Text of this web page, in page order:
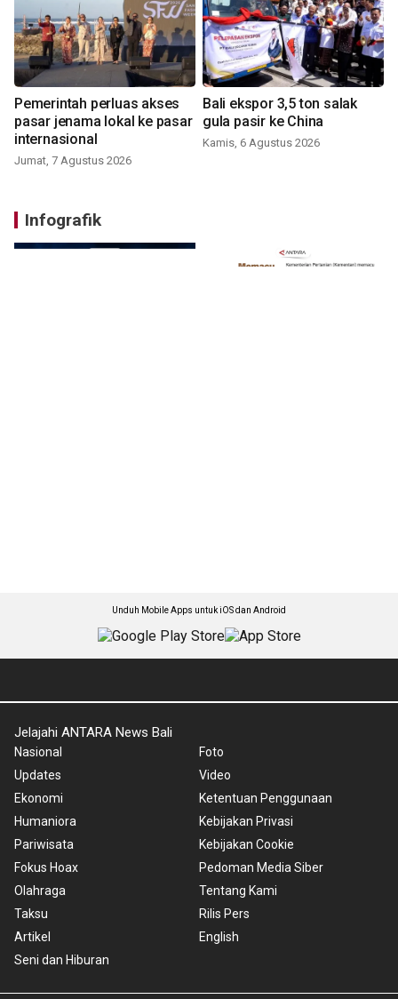
Pemerintah perluas akses
pasar jenama lokal ke pasar
internasional
Jumat, 7 Agustus 2026
Bali ekspor 3,5 ton salak
gula pasir ke China
Kamis, 6 Agustus 2026
Infografik
Unduh Mobile Apps untuk iOS dan Android
Jelajahi ANTARA News Bali
Nasional
Updates
Ekonomi
Humaniora
Pariwisata
Fokus Hoax
Olahraga
Taksu
Artikel
Seni dan Hiburan
Foto
Video
Ketentuan Penggunaan
Kebijakan Privasi
Kebijakan Cookie
Pedoman Media Siber
Tentang Kami
Rilis Pers
English